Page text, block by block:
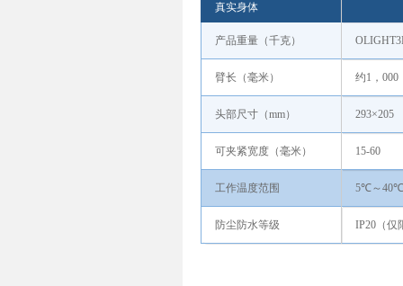
真实身体
产品重量（千克）
臂长（毫米） 约1，
头部尺寸（mm） 293×205
可夹紧宽度（毫米） 15-60
工作温度范围 5℃～40℃
防尘防水等级 IP20（仅